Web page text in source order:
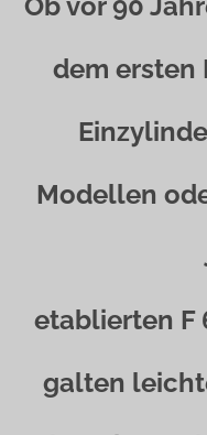
dem ersten
Modellen
etablierten F
galten